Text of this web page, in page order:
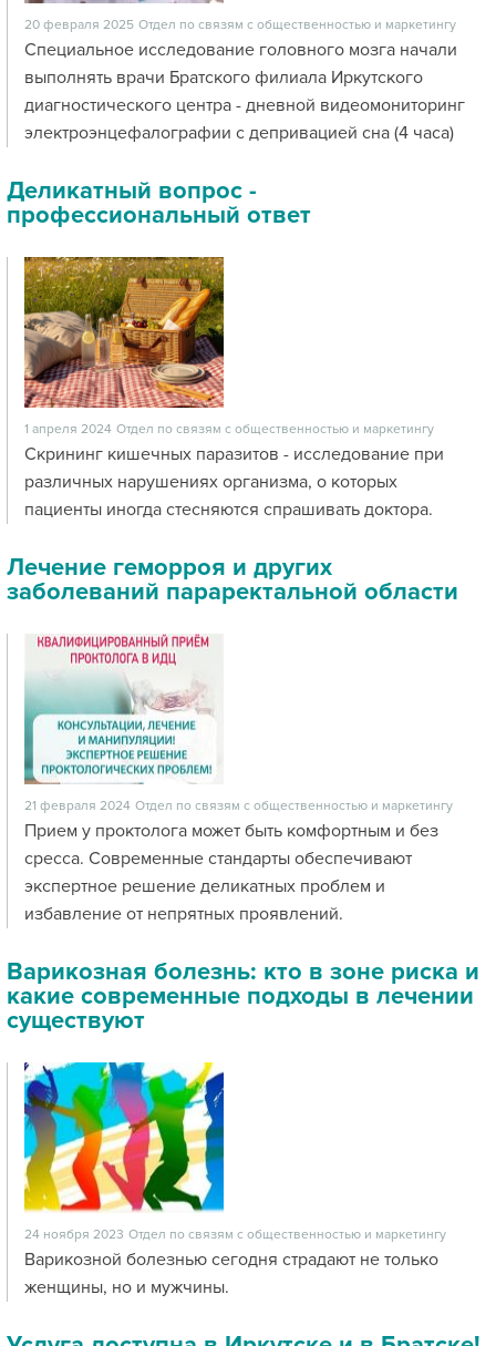
20 февраля 2025 Отдел по связям с общественностью и маркетингу
Специальное исследование головного мозга начали
выполнять врачи Братского филиала Иркутского
диагностического центра - дневной видеомониторинг
электроэнцефалографии с депривацией сна (4 часа)
Деликатный вопрос -
профессиональный ответ
1 апреля 2024 Отдел по связям с общественностью и маркетингу
Скрининг кишечных паразитов - исследование при
различных нарушениях организма, о которых
пациенты иногда стесняются спрашивать доктора.
Лечение геморроя и других
заболеваний параректальной области
21 февраля 2024 Отдел по связям с общественностью и маркетингу
Прием у проктолога может быть комфортным и без
сресса. Современные стандарты обеспечивают
экспертное решение деликатных проблем и
избавление от непрятных проявлений.
Варикозная болезнь: кто в зоне риска и
какие современные подходы в лечении
существуют
24 ноября 2023 Отдел по связям с общественностью и маркетингу
Варикозной болезнью сегодня страдают не только
женщины, но и мужчины.